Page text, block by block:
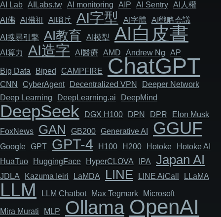
AI Lab AILabs.tw AI monitoring AIP AI Sentry AI人權
AI佛
AI佛祖 AI哨兵 AI字型 AI字體 AI戦略会議
AI搜尋引擎 AI教育 AI模型 AI白皮書
AI算力 AI造字 AI醫療 AMD Andrew Ng AP
Big Data Biped CAMPFIRE ChatGPT
CNN Cyber​​Agent Decentralized VPN
Deeper Network
Deep Learning
DeepLearning.ai DeepMind
DeepSeek DGX H100 DPN DPR
Elon Musk
FoxNews
GAN GB200 Generative AI GGUF
Google GPT GPT-4 H100 H200 Hotoke
Hotoke AI
HuaTuo
HuggingFace HyperCLOVA IPA Japan AI
JDLA Kazuma Ieiri LaMDA LINE LINE AiCall LLaMA
LLM LLM Chatbot Max Tegmark Microsoft
Mira Murati MLP Ollama OpenAI